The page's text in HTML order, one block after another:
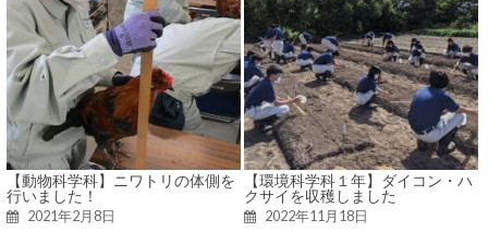
【動物科学科】ニワトリの体側を
行いました！
2021年2月8日
【環境科学科１年】ダイコン・ハ
クサイを収穫しました
2022年11月18日